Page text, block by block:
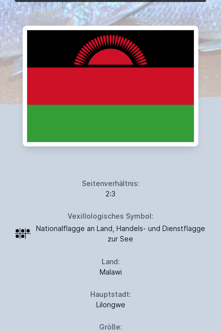
Seitenverhältnis:
2:3
Vexillologisches Symbol:
Nationalflagge an Land, Handels- und Dienstflagge
zur See
Land:
Malawi
Hauptstadt:
Lilongwe
Größe: